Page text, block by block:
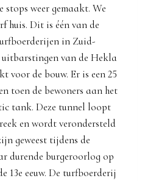
stops weer gemaakt. We
huis. Dit is één van de
in Zuid-
uitbarstingen van de Hekla
voor de bouw. Er is een 25
toen de bewoners aan het
tank. Deze tunnel loopt
en wordt verondersteld
geweest tijdens de
durende burgeroorlog op
13e eeuw. De turfboerderij